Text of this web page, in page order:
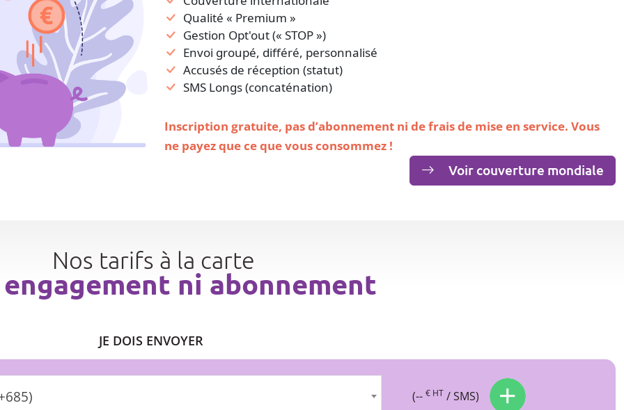
Qualité « Premium »
Gestion Opt'out (« STOP »)
Envoi groupé, différé, personnalisé
Accusés de réception (statut)
SMS Longs (concaténation)
Inscription gratuite, pas d’abonnement ni de frais de mise en service. Vous
ne payez que ce que vous consommez !
Voir couverture mondiale
Nos tarifs à la carte
engagement ni abonnement
JE DOIS ENVOYER
(-- € HT / SMS)